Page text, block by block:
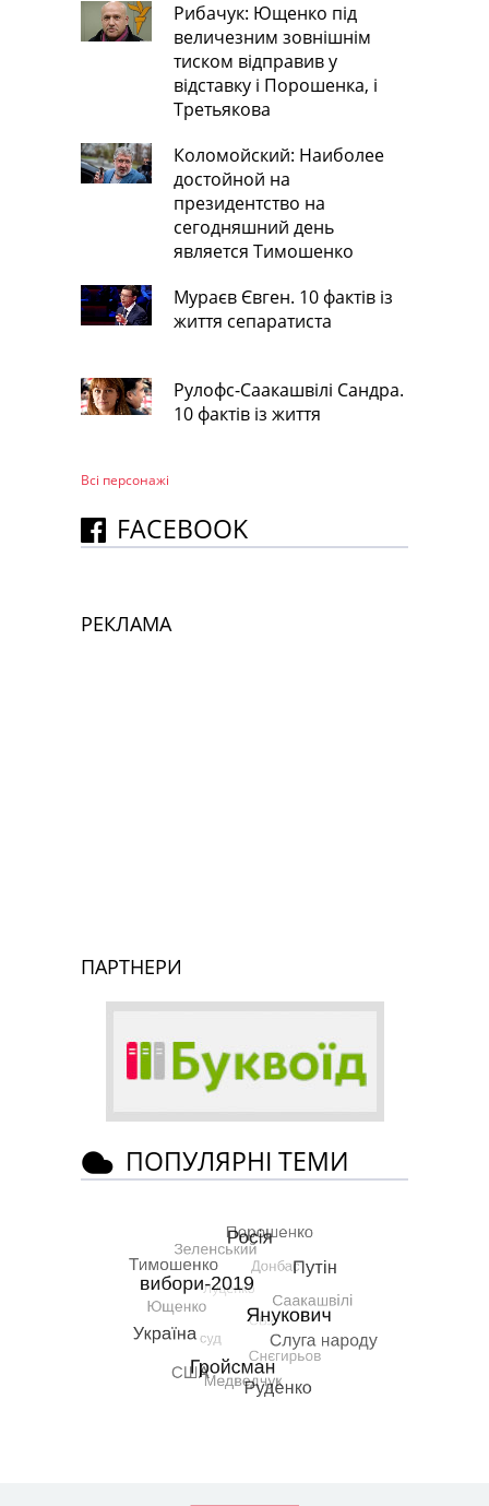
Рибачук: Ющенко під
величезним зовнішнім
тиском відправив у
відставку і Порошенка, і
Третьякова
Коломойский: Наиболее
достойной на
президентство на
сегодняшний день
является Тимошенко
Мураєв Євген. 10 фактів із
життя сепаратиста
Рулофс-Саакашвілі Сандра.
10 фактів із життя
Всі персонажi
FACEBOOK
РЕКЛАМА
ПАРТНЕРИ
ПОПУЛЯРНІ ТЕМИ